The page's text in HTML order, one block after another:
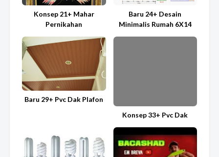
Konsep 21+ Mahar
Pernikahan
Baru 24+ Desain
Minimalis Rumah 6X14
Baru 29+ Pvc Dak Plafon
Konsep 33+ Pvc Dak